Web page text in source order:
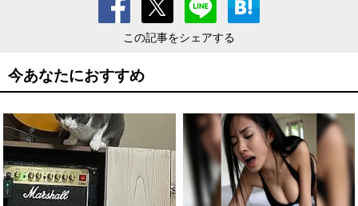
この記事をシェアする
今あなたにおすすめ